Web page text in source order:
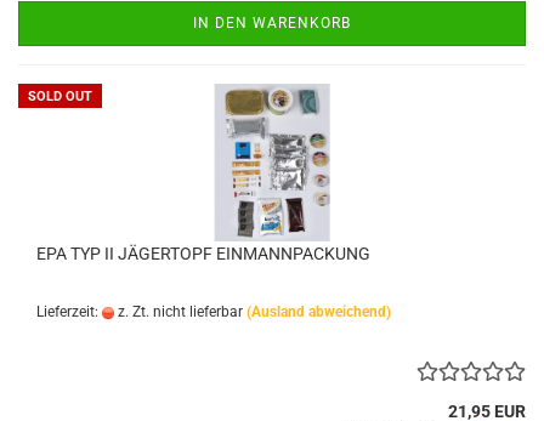
IN DEN WARENKORB
SOLD OUT
EPA TYP II JÄGERTOPF EINMANNPACKUNG
Lieferzeit: z. Zt. nicht lieferbar (Ausland abweichend)
21,95 EUR